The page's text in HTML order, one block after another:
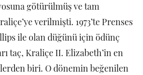
götürülmüş ve tam
verilmişti. 1973’te Prenses
ile olan düğünü için ödünç
taç, Kraliçe II. Elizabeth’in en
biri. O dönemin beğenilen